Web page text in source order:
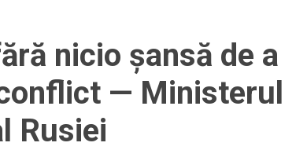
nicio șansă de a
— Ministerul
Rusiei